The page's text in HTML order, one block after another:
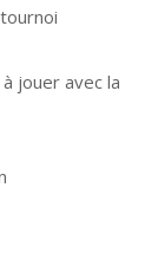
jouer avec la